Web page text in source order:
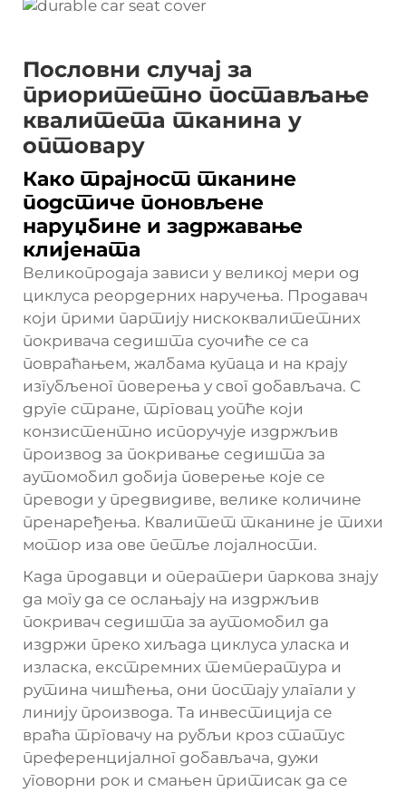
Пословни случај за
приоритетно постављање
квалитета тканина у
оптовару
Како трајност тканине
подстиче поновљене
наруџбине и задржавање
клијената
Великопродаја зависи у великој мери од
циклуса реордерних наручења. Продавач
који прими партију нискоквалитетних
покривача седишта суочиће се са
повраћањем, жалбама купаца и на крају
изгубљеног поверења у свог добављача. С
друге стране, трговац уопће који
конзистентно испоручује издржљив
производ за покривање седишта за
аутомобил добија поверење које се
преводи у предвидиве, велике количине
пренаређења. Квалитет тканине је тихи
мотор иза ове петље лојалности.
Када продавци и оператери паркова знају
да могу да се ослањају на издржљив
покривач седишта за аутомобил да
издржи преко хиљада циклуса уласка и
изласка, екстремних температура и
рутина чишћења, они постају улагали у
линију производа. Та инвестиција се
враћа трговачу на рубљи кроз статус
преференцијалног добављача, дужи
уговорни рок и смањен притисак да се